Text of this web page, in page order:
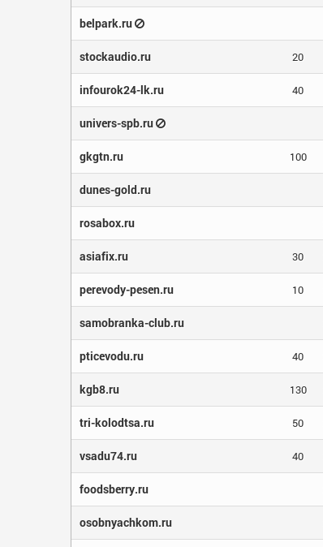
belpark.ru
stockaudio.ru 20
infourok24-lk.ru 40
univers-spb.ru
gkgtn.ru 100
dunes-gold.ru
rosabox.ru
asiafix.ru 30
perevody-pesen.ru 10
samobranka-club.ru
pticevodu.ru 40
kgb8.ru 130
tri-kolodtsa.ru 50
vsadu74.ru 40
foodsberry.ru
osobnyachkom.ru